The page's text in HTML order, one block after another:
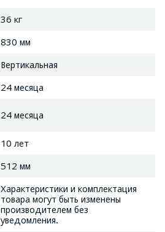
36 кг
830 мм
Вертикальная
24 месяца
24 месяца
10 лет
512 мм
Характеристики и комплектация
товара могут быть изменены
производителем без
уведомления.